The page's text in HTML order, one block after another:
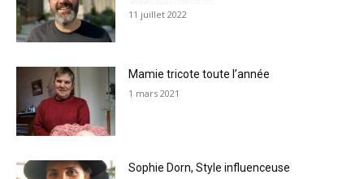
11 juillet 2022
Mamie tricote toute l’année
1 mars 2021
Sophie Dorn, Style influenceuse